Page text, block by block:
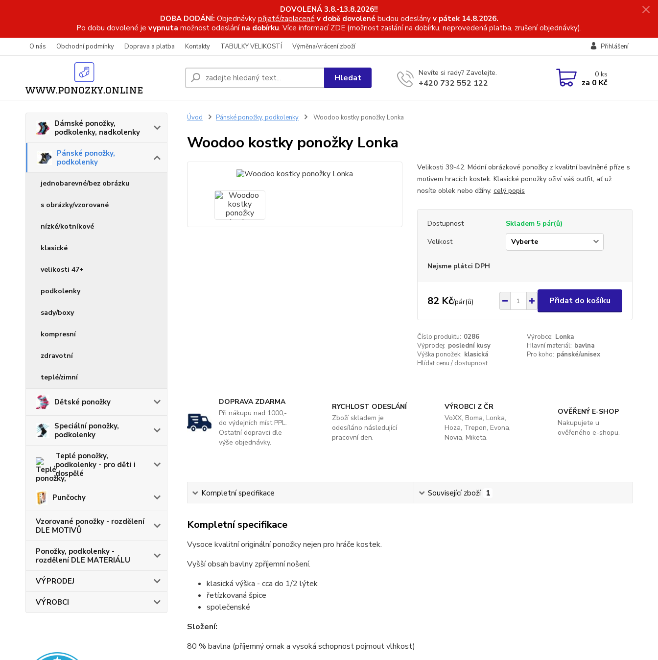
DOVOLENÁ 3.8.-13.8.2026!!
DOBA DODÁNÍ: Objednávky přijaté/zaplacené v době dovolené budou odeslány v pátek 14.8.2026.
Po dobu dovolené je vypnuta možnost odeslání na dobírku. Více informací ZDE (možnost zaslání na dobírku, neprovedená platba, zrušení objednávky).
O nás Obchodní podmínky Doprava a platba Kontakty TABULKY VELIKOSTÍ Výměna/vrácení zboží Přihlášení
Hledat Nevíte si rady? Zavolejte.
+420 732 552 122
0ks
za 0 Kč
Dámské ponožky,
podkolenky, nadkolenky
Pánské ponožky,
podkolenky
jednobarevné/bez obrázku
s obrázky/vzorované
nízké/kotníkové
klasické
velikosti 47+
podkolenky
sady/boxy
kompresní
zdravotní
teplé/zimní
Dětské ponožky
Speciální ponožky,
podkolenky
Teplé ponožky,
podkolenky - pro děti i
dospělé
Punčochy
Vzorované ponožky - rozdělení
DLE MOTIVŮ
Ponožky, podkolenky -
rozdělení DLE MATERIÁLU
VÝPRODEJ
VÝROBCI
Úvod Pánské ponožky, podkolenky Woodoo kostky ponožky Lonka
Woodoo kostky ponožky Lonka
Velikosti 39-42. Módní obrázkové ponožky z kvalitní bavlněné příze s
motivem hracích kostek. Klasické ponožky oživí váš outfit, ať už
nosíte oblek nebo džíny. celý popis
Dostupnost
Skladem 5 pár(ů)
Velikost
Nejsme plátci DPH
82 Kč/pár(ů) Přidat do košíku
Číslo produktu: 0286 Výrobce: Lonka
Výprodej: poslední kusy Hlavní materiál: bavlna
Výška ponožek: klasická Pro koho: pánské/unisex
Hlídat cenu / dostupnost
DOPRAVA ZDARMA
Při nákupu nad 1000,-
do výdejních míst PPL.
Ostatní dopravci dle
výše objednávky.
RYCHLOST ODESLÁNÍ
Zboží skladem je
odesíláno následující
pracovní den.
VÝROBCI Z ČR
VoXX, Boma, Lonka,
Hoza, Trepon, Evona,
Novia, Miketa.
OVĚŘENÝ E-SHOP
Nakupujete u
ověřeného e-shopu.
Kompletní specifikace Související zboží 1
Kompletní specifikace
Vysoce kvalitní originální ponožky nejen pro hráče kostek.
Vyšší obsah bavlny zpříjemní nošení.
klasická výška - cca do 1/2 lýtek
řetízkovaná špice
společenské
Složení:
80 % bavlna (příjemný omak a vysoká schopnost pojmout vlhkost)